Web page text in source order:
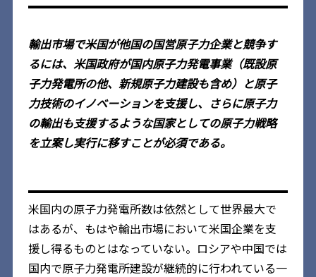
輸出市場で米国が他国の国営原子力企業と競争す
るには、米国政府が国内原子力発電事業（既設原
子力発電所の他、新規原子力建設も含め）と原子
力技術のイノベーションを支援し、さらに原子力
の輸出も支援するような国家としての原子力戦略
を立案し実行に移すことが必須である。
米国内の原子力発電所数は依然として世界最大で
はあるが、もはや輸出市場において米国企業を支
援し得るものとはなっていない。ロシアや中国では
国内で原子力発電所建設が継続的に行われている一